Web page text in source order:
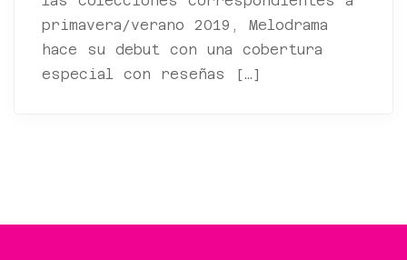
primavera/verano 2019, Melodrama
hace su debut con una cobertura
especial con reseñas […]